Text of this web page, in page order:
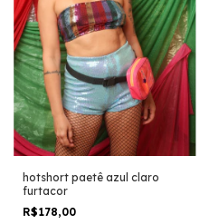
hotshort paetê azul claro
furtacor
R$178,00